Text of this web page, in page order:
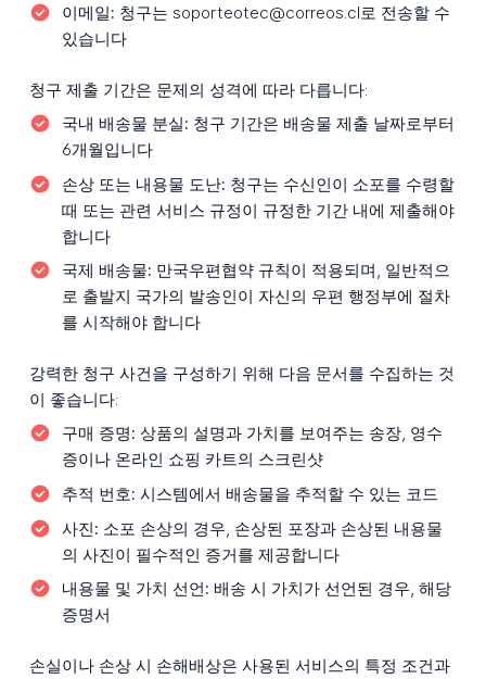
이메일: 청구는 soporteotec@correos.cl로 전송할 수
있습니다
청구 제출 기간은 문제의 성격에 따라 다릅니다:
국내 배송물 분실: 청구 기간은 배송물 제출 날짜로부터
6개월입니다
손상 또는 내용물 도난: 청구는 수신인이 소포를 수령할
때 또는 관련 서비스 규정이 규정한 기간 내에 제출해야
합니다
국제 배송물: 만국우편협약 규칙이 적용되며, 일반적으
로 출발지 국가의 발송인이 자신의 우편 행정부에 절차
를 시작해야 합니다
강력한 청구 사건을 구성하기 위해 다음 문서를 수집하는 것
이 좋습니다:
구매 증명: 상품의 설명과 가치를 보여주는 송장, 영수
증이나 온라인 쇼핑 카트의 스크린샷
추적 번호: 시스템에서 배송물을 추적할 수 있는 코드
사진: 소포 손상의 경우, 손상된 포장과 손상된 내용물
의 사진이 필수적인 증거를 제공합니다
내용물 및 가치 선언: 배송 시 가치가 선언된 경우, 해당
증명서
손실이나 손상 시 손해배상은 사용된 서비스의 특정 조건과